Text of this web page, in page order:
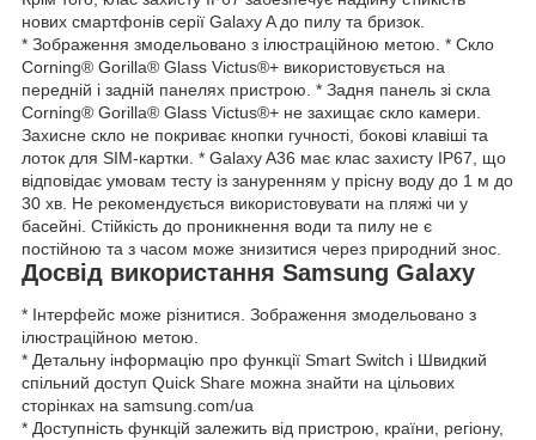
нових смартфонів серії Galaxy A до пилу та бризок.
* Зображення змодельовано з ілюстраційною метою. * Скло
Corning® Gorilla® Glass Victus®+ використовується на
передній і задній панелях пристрою. * Задня панель зі скла
Corning® Gorilla® Glass Victus®+ не захищає скло камери.
Захисне скло не покриває кнопки гучності, бокові клавіші та
лоток для SIM-картки. * Galaxy A36 має клас захисту IP67, що
відповідає умовам тесту із зануренням у прісну воду до 1 м до
30 хв. Не рекомендується використовувати на пляжі чи у
басейні. Стійкість до проникнення води та пилу не є
постійною та з часом може знизитися через природний знос.
Досвід використання Samsung Galaxy
* Інтерфейс може різнитися. Зображення змодельовано з
ілюстраційною метою.
* Детальну інформацію про функції Smart Switch і Швидкий
спільний доступ Quick Share можна знайти на цільових
сторінках на samsung.com/ua
* Доступність функцій залежить від пристрою, країни, регіону,